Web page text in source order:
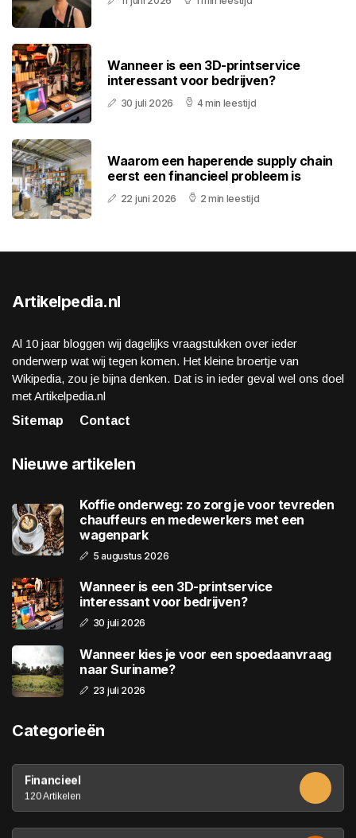
Wanneer is een 3D-printservice
interessant voor bedrijven?
30 juli 2026 4 min leestijd
Waarom een haperende supply chain
eerst een financieel probleem is
22 juni 2026 2 min leestijd
Artikelpedia.nl
Al 10 jaar bloggen wij dagelijks vraagstukken over ieder
onderwerp wat wij tegen komen. Het kleine broertje van
Wikipedia, zou je bijna denken. Dat is in ieder geval wel ons doel
met Artikelpedia.nl
Sitemap
Contact
Nieuwe artikelen
Koffie onderweg: zo zorg je voor tevreden
chauffeurs en medewerkers met een
wagenpark
5 augustus 2026
Wanneer is een 3D-printservice
interessant voor bedrijven?
30 juli 2026
Wanneer kies je voor een spoedaanvraag
naar Suriname?
23 juli 2026
Categorieën
Financieel
120 Artikelen